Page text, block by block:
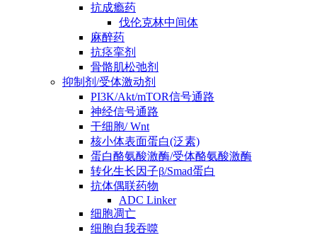
抗成瘾药
伐伦克林中间体
麻醉药
抗痉挛剂
骨骼肌松弛剂
抑制剂/受体激动剂
PI3K/Akt/mTOR信号通路
神经信号通路
干细胞/ Wnt
核小体表面蛋白(泛素)
蛋白酪氨酸激酶/受体酪氨酸激酶
转化生长因子β/Smad蛋白
抗体偶联药物
ADC Linker
细胞凋亡
细胞自我吞噬